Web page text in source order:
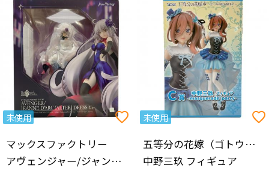
未使用
マックスファクトリー
アヴェンジャー/ジャンヌ・ダルク(オルタ) ドレスver. フィギュア 1/7SCALE PAINTED FIGURE
未使用
五等分の花嫁（ゴトウブンノハナヨメ）
中野三玖 フィギュア